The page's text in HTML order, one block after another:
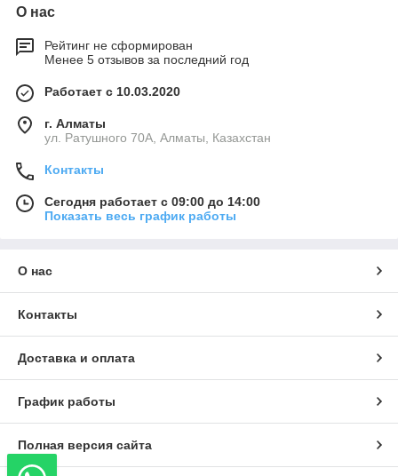
О нас
Рейтинг не сформирован
Менее 5 отзывов за последний год
Работает с 10.03.2020
г. Алматы
ул. Ратушного 70А, Алматы, Казахстан
Контакты
Сегодня работает с 09:00 до 14:00
Показать весь график работы
О нас
Контакты
Доставка и оплата
График работы
Полная версия сайта